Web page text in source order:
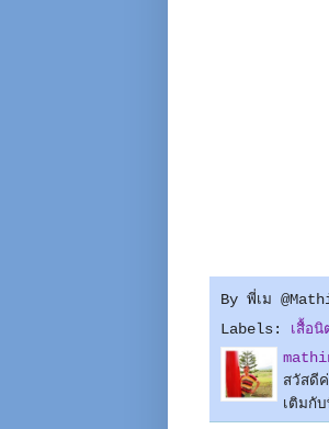
By พี่เม
Labels: เสื้อ
สวัสดี
เติมกั